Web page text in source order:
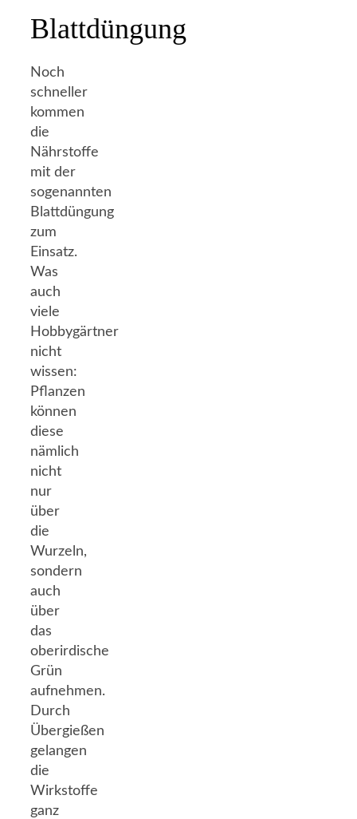
Blattdüngung
Noch
schneller
kommen
die
Nährstoffe
mit der
sogenannten
Blattdüngung
zum
Einsatz.
Was
auch
viele
Hobbygärtner
nicht
wissen:
Pflanzen
können
diese
nämlich
nicht
nur
über
die
Wurzeln,
sondern
auch
über
das
oberirdische
Grün
aufnehmen.
Durch
Übergießen
gelangen
die
Wirkstoffe
ganz